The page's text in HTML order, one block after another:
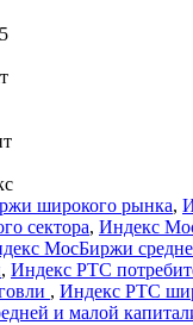
широкого рынка,
сектора, Индекс
МосБиржи
, Индекс РТС
, Индекс РТС
и малой